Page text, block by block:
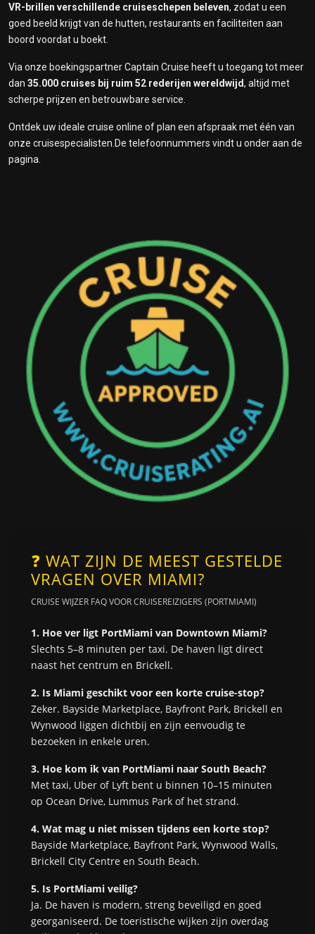
VR-brillen verschillende cruiseschepen beleven, zodat u een
goed beeld krijgt van de hutten, restaurants en faciliteiten aan
boord voordat u boekt.
Via onze boekingspartner Captain Cruise heeft u toegang tot meer
dan 35.000 cruises bij ruim 52 rederijen wereldwijd, altijd met
scherpe prijzen en betrouwbare service.
Ontdek uw ideale cruise online of plan een afspraak met één van
onze cruisespecialisten.De telefoonnummers vindt u onder aan de
pagina.
❓ WAT ZIJN DE MEEST GESTELDE
VRAGEN OVER MIAMI?
CRUISE WIJZER FAQ VOOR CRUISEREIZIGERS (PORTMIAMI)
1. Hoe ver ligt PortMiami van Downtown Miami?
Slechts 5–8 minuten per taxi. De haven ligt direct
naast het centrum en Brickell.
2. Is Miami geschikt voor een korte cruise-stop?
Zeker. Bayside Marketplace, Bayfront Park, Brickell en
Wynwood liggen dichtbij en zijn eenvoudig te
bezoeken in enkele uren.
3. Hoe kom ik van PortMiami naar South Beach?
Met taxi, Uber of Lyft bent u binnen 10–15 minuten
op Ocean Drive, Lummus Park of het strand.
4. Wat mag u niet missen tijdens een korte stop?
Bayside Marketplace, Bayfront Park, Wynwood Walls,
Brickell City Centre en South Beach.
5. Is PortMiami veilig?
Ja. De haven is modern, streng beveiligd en goed
georganiseerd. De toeristische wijken zijn overdag